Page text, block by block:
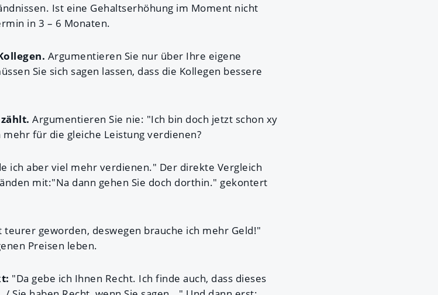
Ist eine Gehaltserhöhung im Moment nicht
in 3 – 6 Monaten.
Argumentieren Sie nur über Ihre eigene
Sie sich sagen lassen, dass die Kollegen bessere
Argumentieren Sie nie: "Ich bin doch jetzt schon xy
für die gleiche Leistung verdienen?
ich aber viel mehr verdienen." Der direkte Vergleich
mit:"Na dann gehen Sie doch dorthin." gekontert
teurer geworden, deswegen brauche ich mehr Geld!"
Preisen leben.
"Da gebe ich Ihnen Recht. Ich finde auch, dass dieses